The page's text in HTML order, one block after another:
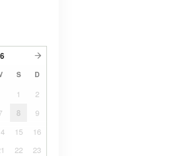
S D
1
2
8
9
15
16
22
23